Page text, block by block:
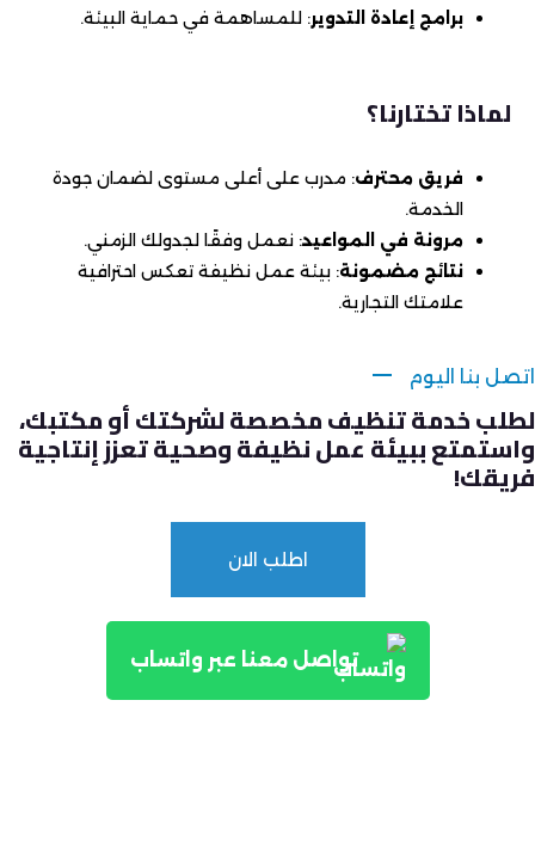
برامج إعادة التدوير: للمساهمة في حماية البيئة.
لماذا تختارنا؟
فريق محترف: مدرب على أعلى مستوى لضمان جودة
الخدمة.
مرونة في المواعيد: نعمل وفقًا لجدولك الزمني.
نتائج مضمونة: بيئة عمل نظيفة تعكس احترافية
علامتك التجارية.
اتصل بنا اليوم
لطلب خدمة تنظيف مخصصة لشركتك أو مكتبك،
واستمتع ببيئة عمل نظيفة وصحية تعزز إنتاجية
فريقك!
اطلب الان
تواصل معنا عبر واتساب